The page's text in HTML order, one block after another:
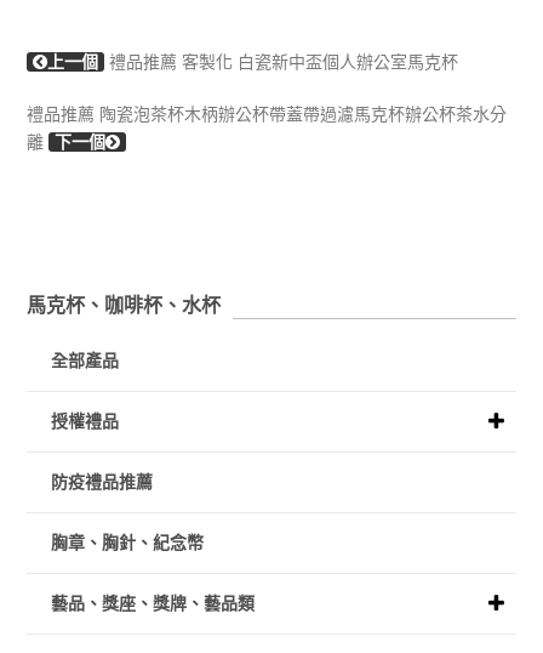
上一個 禮品推薦 客製化 白瓷新中盃個人辦公室馬克杯
禮品推薦 陶瓷泡茶杯木柄辦公杯帶蓋帶過濾馬克杯辦公杯茶水分
離 下一個
馬克杯、咖啡杯、水杯
全部產品
授權禮品
防疫禮品推薦
胸章、胸針、紀念幣
藝品、獎座、獎牌、藝品類